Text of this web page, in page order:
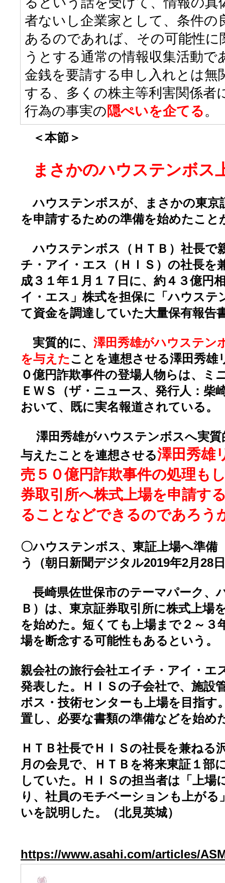
者ないし企業家として、条件の
あるのであれば、その可能性に
うとする通常の情報収集活動で
金銭を要請する申し入れとは無
する、多くの株主等利害関係者
行為の事実の 隠ぺいを企てる 。
＜本節＞
まさかのハウステンボス
ハウステンボスが、まさかの東京
を申請するための準備を始めたこと
ハウステンボス（ＨＴＢ）社長で
チ・アイ・エス（ＨＩＳ）の社長を
成３１年１月１７日に、約４３億円
イ・エス」株式を担保に「ハウステ
て資金を調達していた大量保有報告
実質的に、 澤田秀雄がハウステン
を与えたことを連想させる澤田秀雄
０億円詐欺事件の登場人物らは、ミ
ＥＷＳ（ザ・ニュース、発行人：柴
おいて、既に実名報道されている。
澤田秀雄がハウステンボスへ実質
与えたことを連想させる澤田秀雄
売５０億円詐欺事件の処理も
券取引所へ株式上場を申請す
ることなどできるのであろう
〇ハウステンボス、東証上場へ準
う（朝日新聞デジタル2019年2月28
長崎県佐世保市のテーマパーク、
Ｂ）は、東京証券取引所に株式上場
を始めた。短くても上場まで２～３
場を断念する可能性もあるという。
親会社の旅行会社エイチ・アイ・エ
発表した。ＨＩＳの子会社で、施設
ボス・技術センターも上場を目指す
置し、必要な書類の準備などを始め
ＨＴＢ社長でＨＩＳの社長を兼ねる
月の会見で、ＨＴＢを将来東証１部
していた。ＨＩＳの担当者は「上場
り、社員のモチベーションも上が
いを説明した。（北見英城）
https://www.asahi.com/articles/